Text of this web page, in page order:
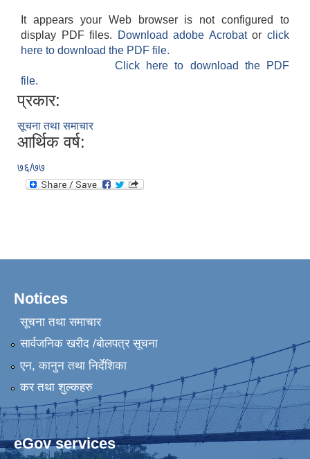
It appears your Web browser is not configured to
display PDF files.
Download adobe Acrobatorclick
here to download the PDF file.
Click here to download the PDF
file.
प्रकार:
सूचना तथा समाचार
आर्थिक वर्ष:
७६/७७
Notices
सूचना तथा समाचार
सार्वजनिक खरीद /बोलपत्र सूचना
एन, कानुन तथा निर्देशिका
कर तथा शुल्कहरु
eGov services